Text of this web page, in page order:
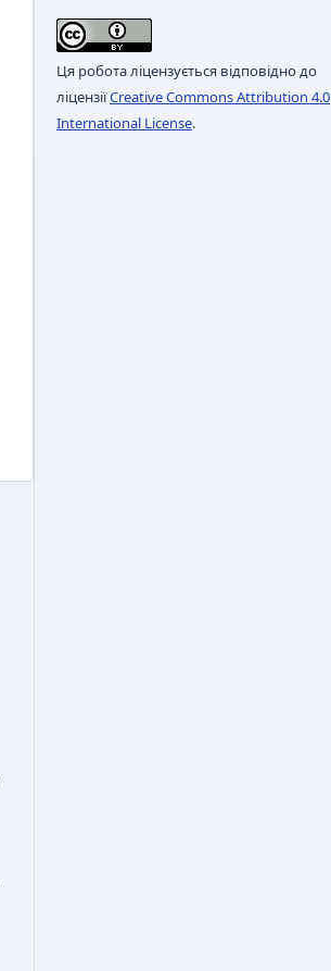
Ця робота ліцензується відповідно до
ліцензіїCreative Commons Attribution 4.0
International License.